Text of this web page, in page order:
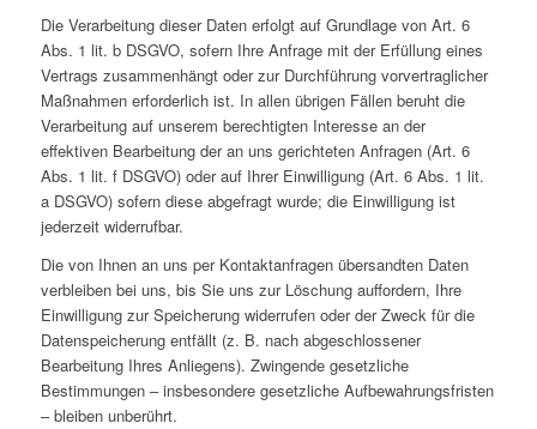
Die Verarbeitung dieser Daten erfolgt auf Grundlage von Art. 6
Abs. 1 lit. b DSGVO, sofern Ihre Anfrage mit der Erfüllung eines
Vertrags zusammenhängt oder zur Durchführung vorvertraglicher
Maßnahmen erforderlich ist. In allen übrigen Fällen beruht die
Verarbeitung auf unserem berechtigten Interesse an der
effektiven Bearbeitung der an uns gerichteten Anfragen (Art. 6
Abs. 1 lit. f DSGVO) oder auf Ihrer Einwilligung (Art. 6 Abs. 1 lit.
a DSGVO) sofern diese abgefragt wurde; die Einwilligung ist
jederzeit widerrufbar.
Die von Ihnen an uns per Kontaktanfragen übersandten Daten
verbleiben bei uns, bis Sie uns zur Löschung auffordern, Ihre
Einwilligung zur Speicherung widerrufen oder der Zweck für die
Datenspeicherung entfällt (z. B. nach abgeschlossener
Bearbeitung Ihres Anliegens). Zwingende gesetzliche
Bestimmungen – insbesondere gesetzliche Aufbewahrungsfristen
– bleiben unberührt.